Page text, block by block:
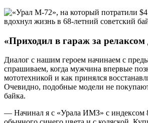
«Приходил в гараж за релаксом
Диалог с нашим героем начинаем с
спрашиваем, когда мужчина впервые
мототехникой и как принялся
Очевидно, подобные модели не
байка.
— Начинал я с «Урала ИМЗ» с индексом